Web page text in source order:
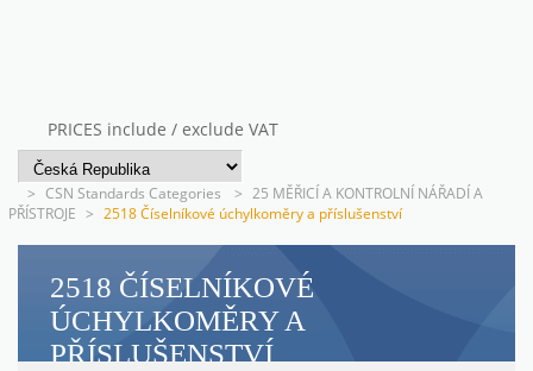
PRICES include / exclude VAT
> CSN Standards Categories > 25 MĚŘICÍ A KONTROLNÍ NÁŘADÍ A
PŘÍSTROJE > 2518 Číselníkové úchylkoměry a příslušenství
2518 ČÍSELNÍKOVÉ
ÚCHYLKOMĚRY A
PŘÍSLUŠENSTVÍ